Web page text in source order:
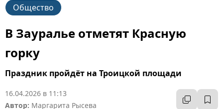
Общество
В Зауралье отметят Красную
горку
Праздник пройдёт на Троицкой площади
16.04.2026 в 11:13
Автор: Маргарита Рысева